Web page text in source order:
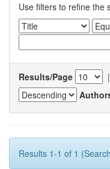
Use filters to refine the
Results/Page |
Results 1-1 of 1